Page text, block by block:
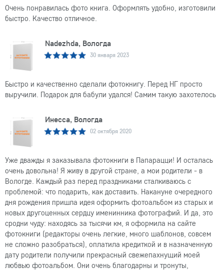
Очень понравилась фото книга. Оформлять удобно, изготовили
быстро. Качество отличное.
Nadezhda, Вологда
30 января 2023
Быстро и качественно сделали фотокнигу. Перед НГ просто
выручили. Подарок для бабули удался! Самим такую захотелось
Инесса, Вологда
02 октября 2020
Уже дважды я заказывала фотокниги в Папарацци! И осталась
очень довольна! Я живу в другой стране, а мои родители - в
Вологде. Каждый раз перед праздниками сталкиваюсь с
проблемой: что подарить, как доставить. Накануне очередного
дня рождения пришла идея оформить фотоальбом из старых и
новых другоценных сердцу именинника фотографий. И да, это
сродни чуду: находясь за тысячи км, я оформила на сайте
фотокниги (редакторы очень легкие, много шаблонов, совсем
не сложно разобраться), оплатила кредиткой и в назначенную
дату родители получили прекрасный свежепахнущий моей
любвью фотоальбом. Они очень благодарны и тронуты,